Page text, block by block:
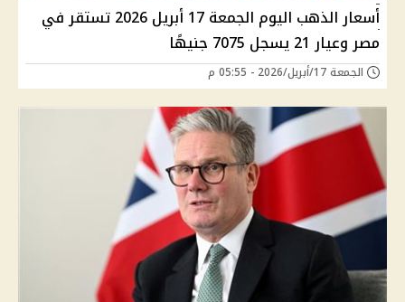
أسعار الذهب اليوم الجمعة 17 أبريل 2026 تستقر في
مصر وعيار 21 يسجل 7075 جنيهًا
الجمعة 17/أبريل/2026 - 05:55 م